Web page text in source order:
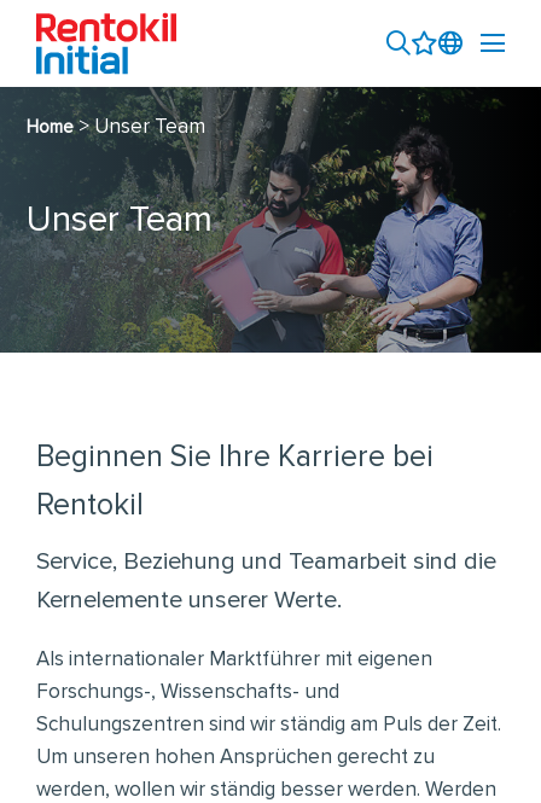
Unser Team
Home> Unser Team
Beginnen Sie Ihre Karriere bei
Rentokil
Service, Beziehung und Teamarbeit sind die
Kernelemente unserer Werte.
Als internationaler Marktführer mit eigenen
Forschungs-, Wissenschafts- und
Schulungszentren sind wir ständig am Puls der Zeit.
Um unseren hohen Ansprüchen gerecht zu
werden, wollen wir ständig besser werden. Werden